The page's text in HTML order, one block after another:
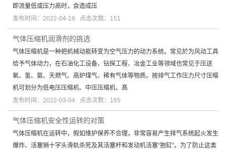
即流量低或压力高时，会造成压
发布时间：2022-04-18 点击次数：151
气体压缩机润滑剂的挑选
气体压缩机是一种把机械动能转变为空气压力的动力系统。常见於为风动工具
给予气体动力，在石油化工设备、钻探工程、冶金工业等领域也常见于压送
氧、氢、氨、天燃气、高炉煤气、稀有气体等物质。按排气工作压力尺寸压缩
机可划分为低电压压缩机、中压压缩机、髙
发布时间：2022-03-04 点击次数：165
气体压缩机安全性运转的对策
气体压缩机在运转中，假如维护保养不合理，非常容易产生排气系统起火发生
爆炸、活塞销十字头滑轨杀死及其活塞杆和发动机活塞“抱缸”。为了防止这类